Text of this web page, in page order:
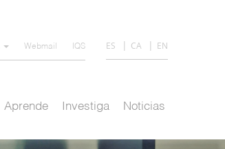
Webmail IQS ES CA EN
Aprende Investiga Noticias